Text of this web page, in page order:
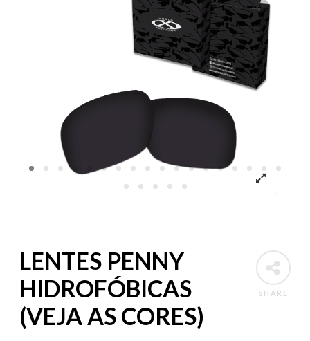
SHARE
LENTES PENNY
HIDROFÓBICAS
(VEJA AS CORES)